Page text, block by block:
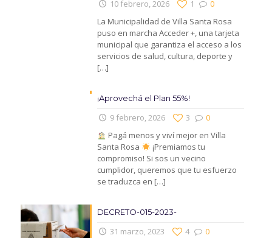
10 febrero, 2026 0
1
La Municipalidad de Villa Santa Rosa
puso en marcha Acceder +, una tarjeta
municipal que garantiza el acceso a los
servicios de salud, cultura, deporte y
[…]
¡Aprovechá el Plan 55%!
9 febrero, 2026 0
3
Pagá menos y viví mejor en Villa
Santa Rosa
¡Premiamos tu
compromiso! Si sos un vecino
cumplidor, queremos que tu esfuerzo
se traduzca en […]
DECRETO-015-2023-
31 marzo, 2023 0
4